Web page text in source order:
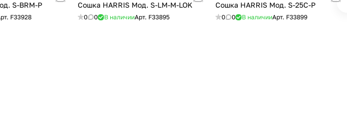
S-BRM-P
F33928
Сошка HARRIS Мод. S-LM-M-LOK
0 0 В наличииАрт. F33895
Сошка HARRIS Мод. S-25C-P
0 0 В наличииАрт. F33899